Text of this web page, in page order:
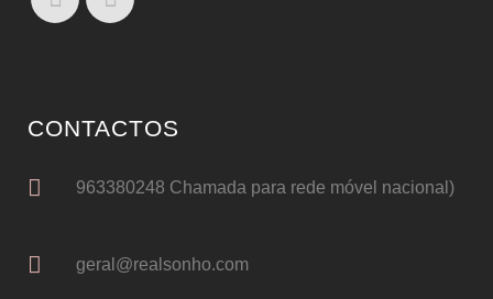
CONTACTOS
963380248 Chamada para rede móvel nacional)
geral@realsonho.com